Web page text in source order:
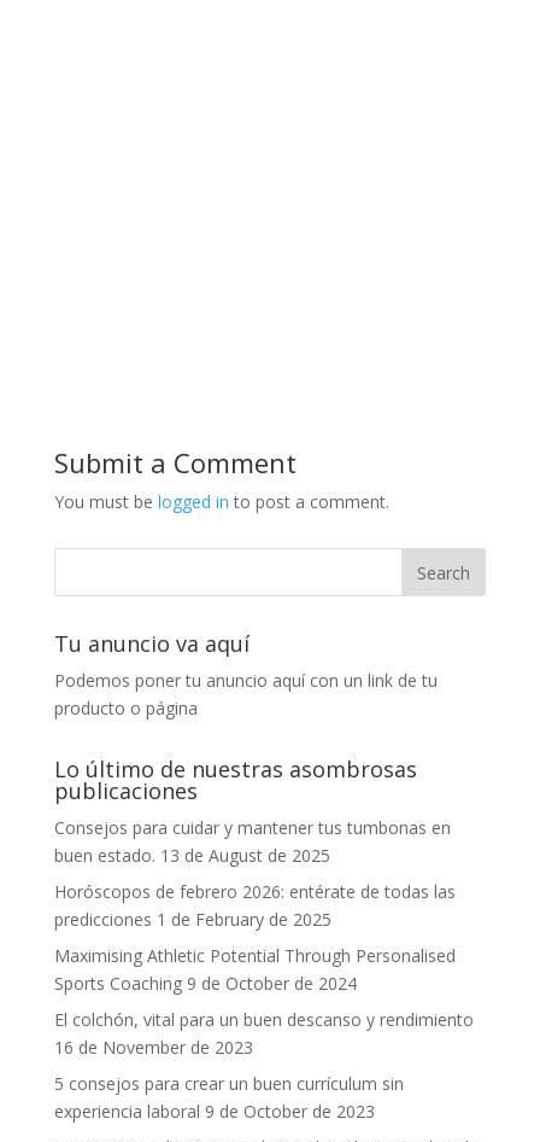
Submit a Comment
You must be logged in to post a comment.
Tu anuncio va aquí
Podemos poner tu anuncio aquí con un link de tu
producto o página
Lo último de nuestras asombrosas
publicaciones
Consejos para cuidar y mantener tus tumbonas en
buen estado. 13 de August de 2025
Horóscopos de febrero 2026: entérate de todas las
predicciones 1 de February de 2025
Maximising Athletic Potential Through Personalised
Sports Coaching 9 de October de 2024
El colchón, vital para un buen descanso y rendimiento
16 de November de 2023
5 consejos para crear un buen currículum sin
experiencia laboral 9 de October de 2023